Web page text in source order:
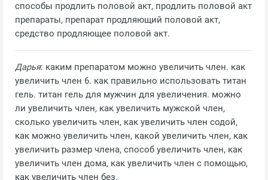
способы продлить половой акт, продлить половой акт
препараты, препарат продляющий половой акт,
средство продляющее половой акт.
Дарья: каким препаратом можно увеличить член. как
увеличить член 6. как правильно использовать титан
гель. титан гель для мужчин для увеличения. можно
ли увеличить член, как увеличить мужской член,
сколько увеличить член, как увеличить член содой,
как можно увеличить член, какой увеличить член, как
увеличить размер члена, способ увеличить член, как
увеличить член дома, как увеличить член с помощью,
как увеличить член без.